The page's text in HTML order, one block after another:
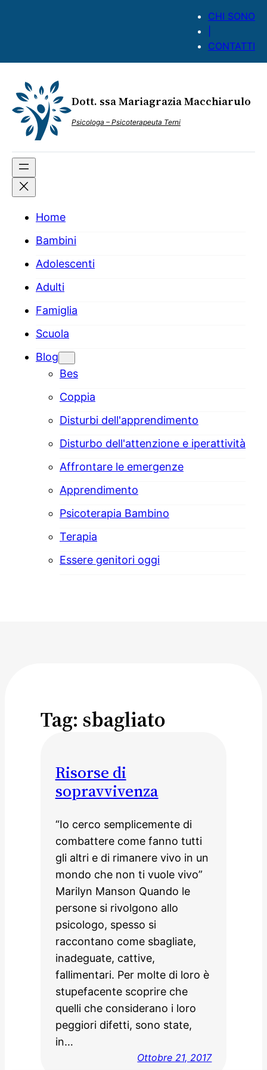
CHI SONO
CONTATTI
Dott. ssa Mariagrazia Macchiarulo
Psicologa – Psicoterapeuta Terni
Home
Bambini
Adolescenti
Adulti
Famiglia
Scuola
Blog
Bes
Coppia
Disturbi dell'apprendimento
Disturbo dell'attenzione e iperattività
Affrontare le emergenze
Apprendimento
Psicoterapia Bambino
Terapia
Essere genitori oggi
Tag: sbagliato
Risorse di
sopravvivenza
“Io cerco semplicemente di
combattere come fanno tutti
gli altri e di rimanere vivo in un
mondo che non ti vuole vivo”
Marilyn Manson Quando le
persone si rivolgono allo
psicologo, spesso si
raccontano come sbagliate,
inadeguate, cattive,
fallimentari. Per molte di loro è
stupefacente scoprire che
quelli che considerano i loro
peggiori difetti, sono state,
in…
Ottobre 21, 2017